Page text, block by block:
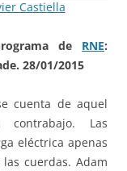
Castiella
de RNE:
28/01/2015
cuenta de aquel
Las
eléctrica apenas
cuerdas. Adam